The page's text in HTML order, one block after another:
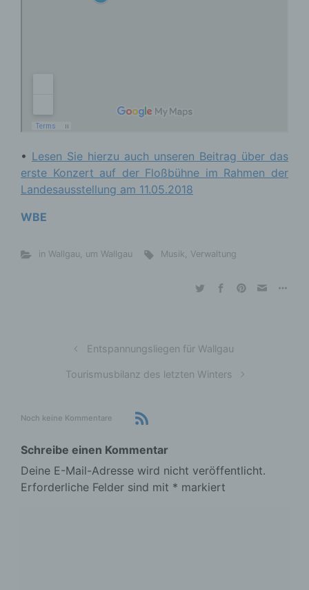
• Lesen Sie hierzu auch unseren Beitrag über das
erste Konzert auf der Floßbühne im Rahmen der
Landesausstellung am 11.05.2018
WBE
in Wallgau, um Wallgau Musik, Verwaltung
Entspannungsliegen für Wallgau
Tourismusbilanz des letzten Winters
Noch keine Kommentare
Schreibe einen Kommentar
Deine E-Mail-Adresse wird nicht veröffentlicht.
Erforderliche Felder sind mit * markiert